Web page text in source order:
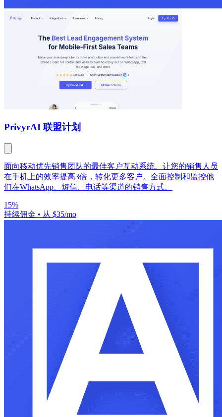
PrivyrAI 联盟计划
面向移动优先销售团队的最佳客户互动系统。让您的销售人员
在手机上的效率提高3倍，转化更多客户。全面控制和监控他
们在WhatsApp、短信、电话等渠道的销售方式。
15%
持续佣金 • 从 $35/mo